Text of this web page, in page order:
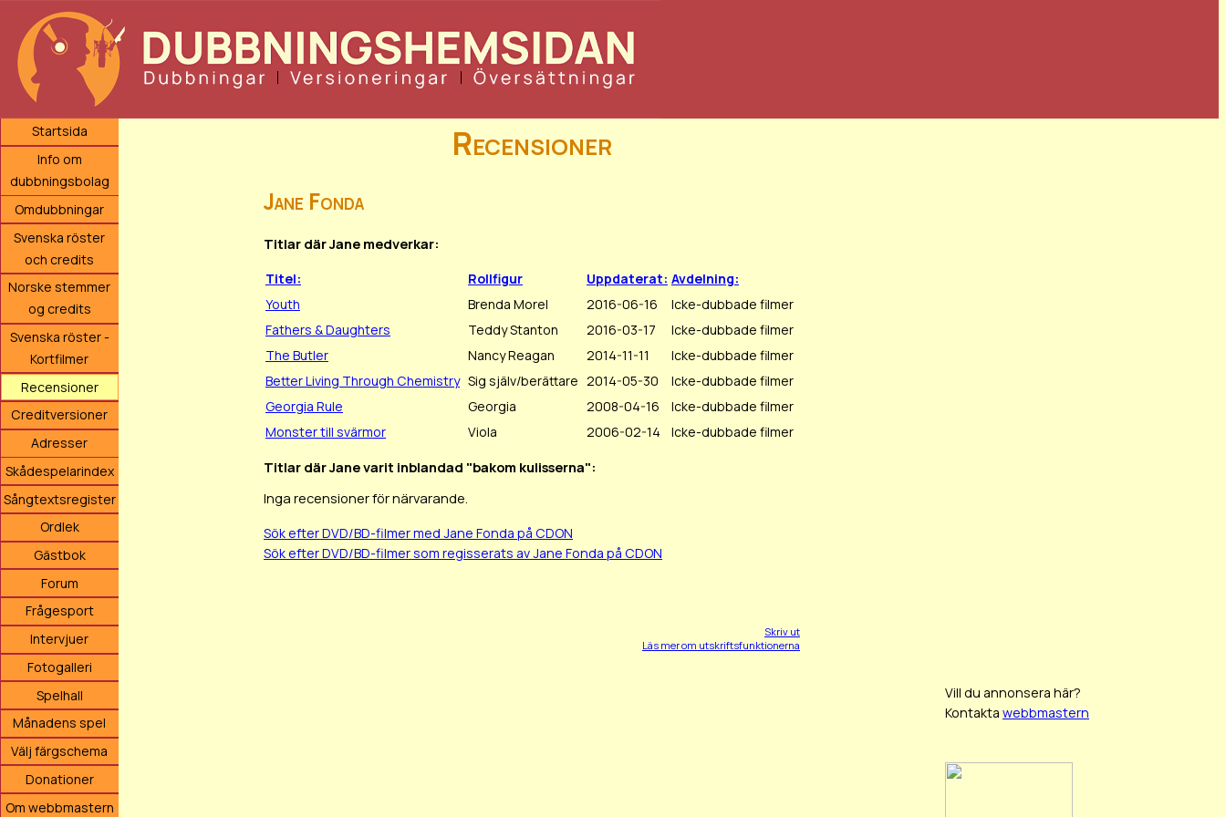
Startsida
Info om
dubbningsbolag
Omdubbningar
Svenska röster
och credits
Norske stemmer
og credits
Svenska röster -
Kortfilmer
Recensioner
Creditversioner
Adresser
Skådespelarindex
Sångtextsregister
Ordlek
Gästbok
Forum
Frågesport
Intervjuer
Fotogalleri
Spelhall
Månadens spel
Välj färgschema
Donationer
Om webbmastern
Recensioner
Jane Fonda
Titlar där Jane medverkar:
Titel: Rollfigur Uppdaterat: Avdelning:
Youth
Brenda Morel 2016-06-16
Icke-dubbade filmer
Fathers & Daughters
Teddy Stanton 2016-03-17
Icke-dubbade filmer
The Butler
Nancy Reagan 2014-11-11
Icke-dubbade filmer
Better Living Through Chemistry Sig själv/berättare 2014-05-30
Icke-dubbade filmer
Georgia Rule
Georgia 2008-04-16
Icke-dubbade filmer
Monster till svärmor
Viola 2006-02-14 Icke-dubbade filmer
Titlar där Jane varit inblandad "bakom kulisserna":
Inga recensioner för närvarande.
Sök efter DVD/BD-filmer med Jane Fonda på CDON
Sök efter DVD/BD-filmer som regisserats av Jane Fonda på CDON
Skriv ut
Läs mer om utskriftsfunktionerna
Vill du annonsera här?
Kontakta webbmastern